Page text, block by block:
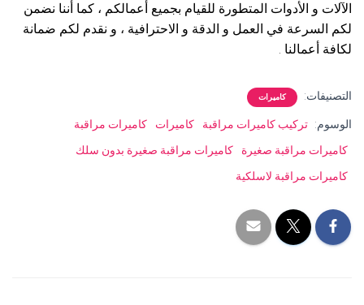
الآلات و الأدوات المتطورة للقيام بجميع أعمالكم ، كما أننا نضمن
لكم السرعة في العمل و الدقة و الاحترافية ، و نقدم لكم ضمانة
لكافة أعمالنا .
التصنيفات: كاميرات
الوسوم: تركيب كاميرات مراقبة كاميرات
كاميرات مراقبة
كاميرات مراقبة صغيرة
كاميرات مراقبة صغيرة بدون سلك
كاميرات مراقبة لاسلكية